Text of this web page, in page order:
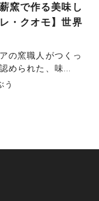
窯で作る美味し
・クオモ】世界
の窯職人がつくっ
められた、味...
う